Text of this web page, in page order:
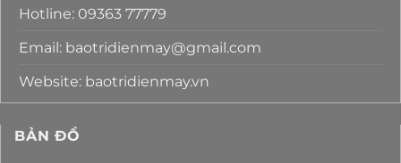
Hotline: 09363 77779
Email: baotridienmay@gmail.com
Website: baotridienmay.vn
BẢN ĐỒ